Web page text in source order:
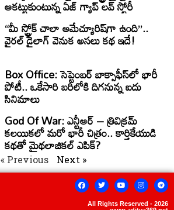
ఆకట్టుకుంటున్న ఏజ్ గ్యాప్ లవ్ స్టోరీ
“మీ స్ట్రోక్ చాలా అమేచ్యూరిష్‌గా ఉంది”..
వైరల్ డైలాగ్ వెనుక అసలు కథ ఇదే!
Box Office: సెప్టెంబర్ బాక్సాఫీస్‌లో భారీ
పోటీ.. ఒకేసారి బరిలోకి దిగనున్న ఐదు
సినిమాలు
God Of War: ఎన్టీఆర్ – త్రివిక్రమ్
కలయికలో మరో భారీ చిత్రం.. కార్తికేయుడి
కథతో మైథలాజికల్ ఎపిక్?
« Previous Next »
All Rights Reserved - 2026